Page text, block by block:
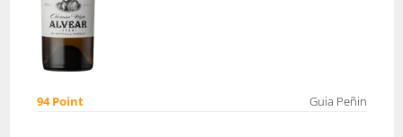
94 Point Guia Peñin